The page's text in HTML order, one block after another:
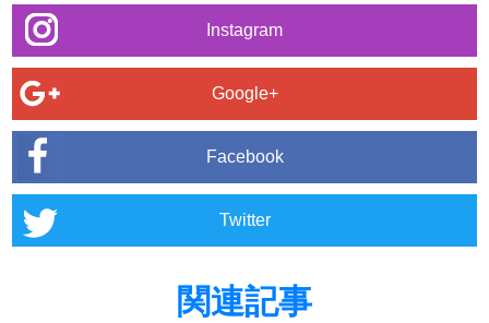
Instagram
Google+
Facebook
Twitter
関連記事